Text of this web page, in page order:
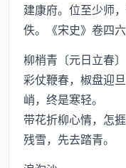
建康府。位至少师
佚。《宋史》卷四
柳梢青〔元日立春〕
彩仗鞭春，椒盘迎
峭，终是寒轻。
带花折柳心情，怎
残雪，先去踏青。